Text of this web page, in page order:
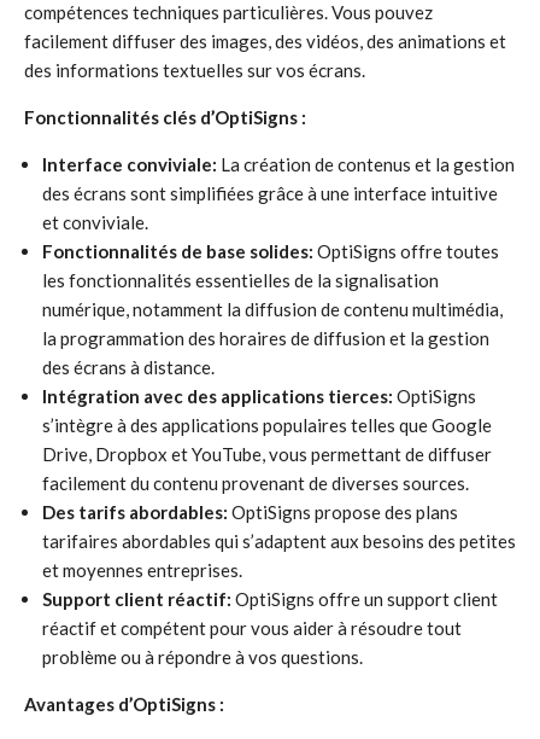
compétences techniques particulières. Vous pouvez
facilement diffuser des images, des vidéos, des animations et
des informations textuelles sur vos écrans.
Fonctionnalités clés d’OptiSigns :
Interface conviviale: La création de contenus et la gestion
des écrans sont simplifiées grâce à une interface intuitive
et conviviale.
Fonctionnalités de base solides: OptiSigns offre toutes
les fonctionnalités essentielles de la signalisation
numérique, notamment la diffusion de contenu multimédia,
la programmation des horaires de diffusion et la gestion
des écrans à distance.
Intégration avec des applications tierces: OptiSigns
s’intègre à des applications populaires telles que Google
Drive, Dropbox et YouTube, vous permettant de diffuser
facilement du contenu provenant de diverses sources.
Des tarifs abordables: OptiSigns propose des plans
tarifaires abordables qui s’adaptent aux besoins des petites
et moyennes entreprises.
Support client réactif: OptiSigns offre un support client
réactif et compétent pour vous aider à résoudre tout
problème ou à répondre à vos questions.
Avantages d’OptiSigns :